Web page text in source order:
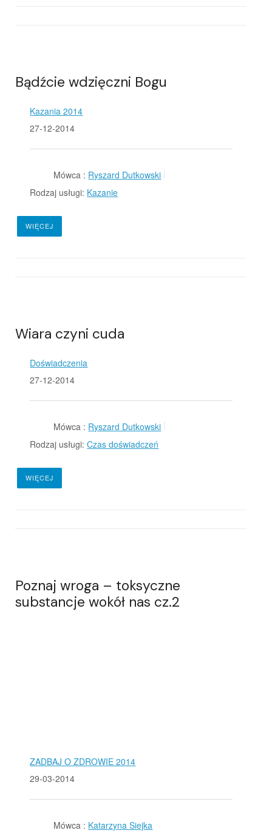
Bądźcie wdzięczni Bogu
Kazania 2014
27-12-2014
Mówca : Ryszard Dutkowski
Rodzaj usługi: Kazanie
WIĘCEJ
Wiara czyni cuda
Doświadczenia
27-12-2014
Mówca : Ryszard Dutkowski
Rodzaj usługi: Czas doświadczeń
WIĘCEJ
Poznaj wroga – toksyczne
substancje wokół nas cz.2
ZADBAJ O ZDROWIE 2014
29-03-2014
Mówca : Katarzyna Siejka